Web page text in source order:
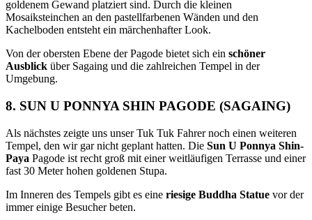
goldenem Gewand platziert sind. Durch die kleinen
Mosaiksteinchen an den pastellfarbenen Wänden und den
Kachelboden entsteht ein märchenhafter Look.
Von der obersten Ebene der Pagode bietet sich ein schöner
Ausblick über Sagaing und die zahlreichen Tempel in der
Umgebung.
8. SUN U PONNYA SHIN PAGODE (SAGAING)
Als nächstes zeigte uns unser Tuk Tuk Fahrer noch einen weiteren
Tempel, den wir gar nicht geplant hatten. Die Sun U Ponnya Shin-
Paya Pagode ist recht groß mit einer weitläufigen Terrasse und einer
fast 30 Meter hohen goldenen Stupa.
Im Inneren des Tempels gibt es eine riesige Buddha Statue vor der
immer einige Besucher beten.